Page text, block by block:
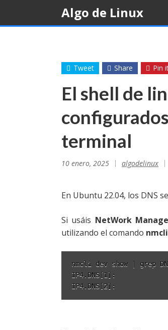
content
Algo de Linux
Tweet Share Pin
El shell de
terminal
10 enero, 2025 algodelinux
En Ubuntu 22.04, los DNS
Si usáis NetWork
utilizando el comando nmcli
nmcli dev show | grep
IP4.DNS[1]: